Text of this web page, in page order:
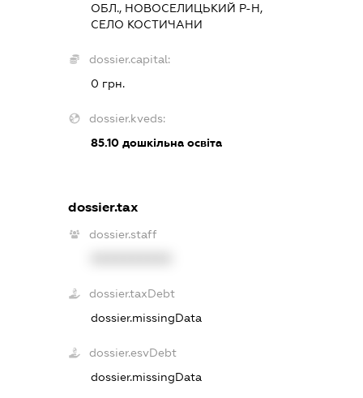
ОБЛ., НОВОСЕЛИЦЬКИЙ Р-Н,
СЕЛО КОСТИЧАНИ
dossier.capital:
0 грн.
dossier.kveds:
85.10 дошкільна освіта
dossier.tax
dossier.staff
dossier.taxDebt
dossier.missingData
dossier.esvDebt
dossier.missingData